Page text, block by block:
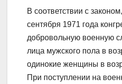
В соответствии с
сентября 1971 года
добровольную военную
лица мужского пола в
одинокие женщины в
При поступлении на